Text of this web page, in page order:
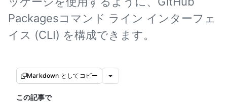
Packagesコマンド ライン インターフェ
イス (CLI) を構成できます。
Markdown としてコピー
この記事で